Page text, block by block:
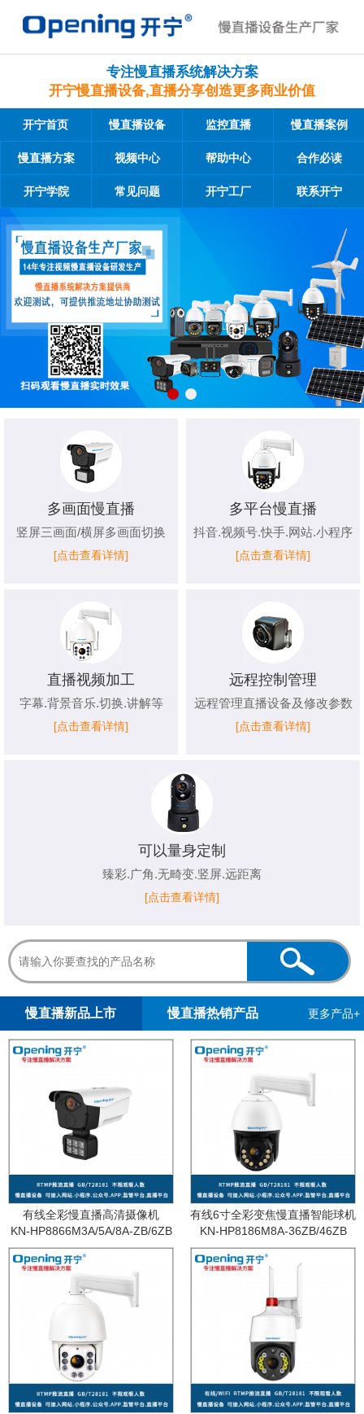
专注慢直播系统解决方案
开宁慢直播设备,直播分享创造更多商业价值
开宁首页 慢直播设备 监控直播 慢直播案例
慢直播方案 视频中心 帮助中心 合作必读
开宁学院 常见问题 开宁工厂 联系开宁
多画面慢直播
竖屏三画面/横屏多画面切换
[点击查看详情]
多平台慢直播
抖音.视频号.快手.网站.小程序
[点击查看详情]
直播视频加工
字幕.背景音乐.切换.讲解等
[点击查看详情]
远程控制管理
远程管理直播设备及修改参数
[点击查看详情]
可以量身定制
臻彩.广角.无畸变.竖屏.远距离
[点击查看详情]
慢直播新品上市 慢直播热销产品 更多产品+
有线全彩慢直播高清摄像机
KN-HP8866M3A/5A/8A-ZB/6ZB
有线6寸全彩变焦慢直播智能球机
KN-HP8186M8A-36ZB/46ZB